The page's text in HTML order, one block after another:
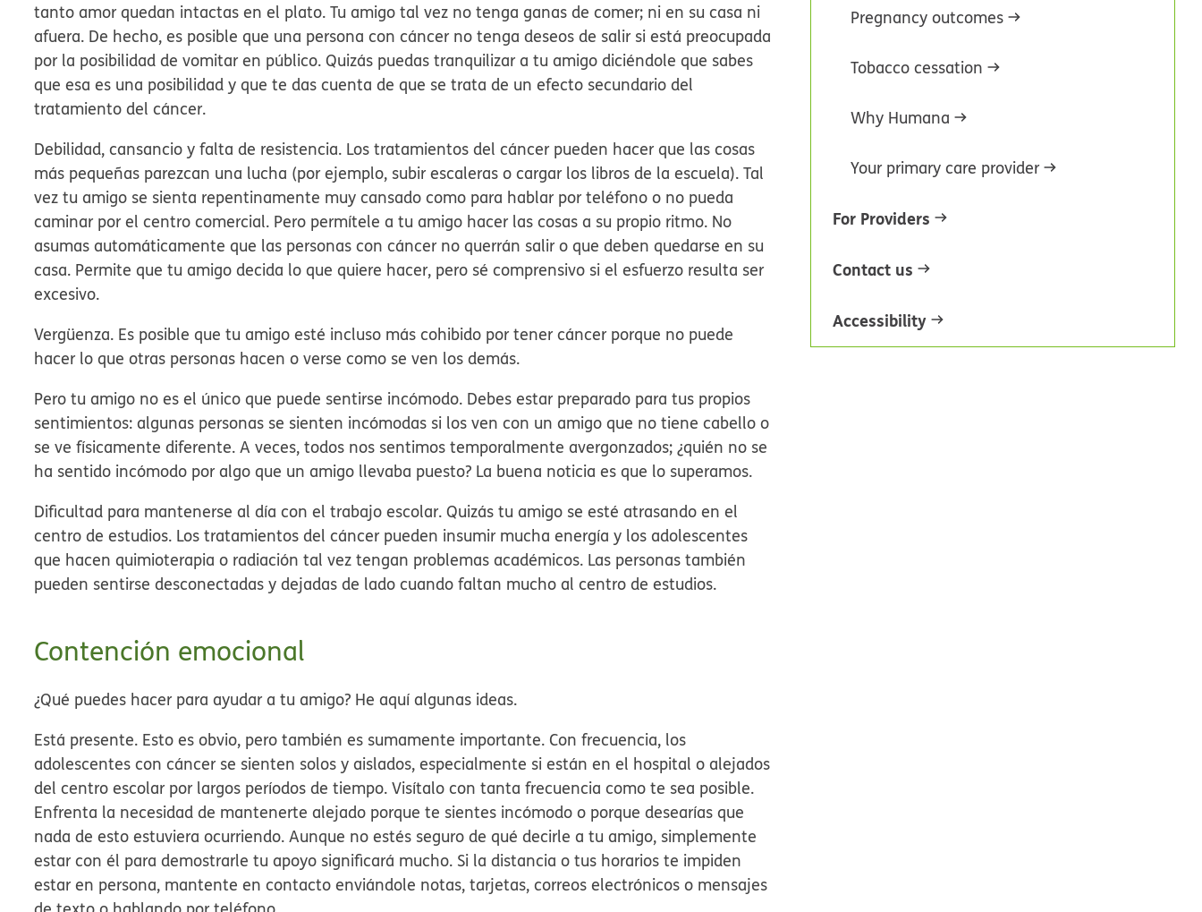
tanto amor quedan intactas en el plato. Tu amigo tal vez no tenga ganas de comer; ni en su casa ni
afuera. De hecho, es posible que una persona con cáncer no tenga deseos de salir si está preocupada
por la posibilidad de vomitar en público. Quizás puedas tranquilizar a tu amigo diciéndole que sabes
que esa es una posibilidad y que te das cuenta de que se trata de un efecto secundario del
tratamiento del cáncer.
Debilidad, cansancio y falta de resistencia. Los tratamientos del cáncer pueden hacer que las cosas
más pequeñas parezcan una lucha (por ejemplo, subir escaleras o cargar los libros de la escuela). Tal
vez tu amigo se sienta repentinamente muy cansado como para hablar por teléfono o no pueda
caminar por el centro comercial. Pero permítele a tu amigo hacer las cosas a su propio ritmo. No
asumas automáticamente que las personas con cáncer no querrán salir o que deben quedarse en su
casa. Permite que tu amigo decida lo que quiere hacer, pero sé comprensivo si el esfuerzo resulta ser
excesivo.
Vergüenza. Es posible que tu amigo esté incluso más cohibido por tener cáncer porque no puede
hacer lo que otras personas hacen o verse como se ven los demás.
Pero tu amigo no es el único que puede sentirse incómodo. Debes estar preparado para tus propios
sentimientos: algunas personas se sienten incómodas si los ven con un amigo que no tiene cabello o
se ve físicamente diferente. A veces, todos nos sentimos temporalmente avergonzados; ¿quién no se
ha sentido incómodo por algo que un amigo llevaba puesto? La buena noticia es que lo superamos.
Dificultad para mantenerse al día con el trabajo escolar. Quizás tu amigo se esté atrasando en el
centro de estudios. Los tratamientos del cáncer pueden insumir mucha energía y los adolescentes
que hacen quimioterapia o radiación tal vez tengan problemas académicos. Las personas también
pueden sentirse desconectadas y dejadas de lado cuando faltan mucho al centro de estudios.
Contención emocional
¿Qué puedes hacer para ayudar a tu amigo? He aquí algunas ideas.
Está presente. Esto es obvio, pero también es sumamente importante. Con frecuencia, los
adolescentes con cáncer se sienten solos y aislados, especialmente si están en el hospital o alejados
del centro escolar por largos períodos de tiempo. Visítalo con tanta frecuencia como te sea posible.
Enfrenta la necesidad de mantenerte alejado porque te sientes incómodo o porque desearías que
nada de esto estuviera ocurriendo. Aunque no estés seguro de qué decirle a tu amigo, simplemente
estar con él para demostrarle tu apoyo significará mucho. Si la distancia o tus horarios te impiden
estar en persona, mantente en contacto enviándole notas, tarjetas, correos electrónicos o mensajes
Pregnancy outcomes
Tobacco cessation
Why Humana
Your primary care provider
For Providers
Contact us
Accessibility